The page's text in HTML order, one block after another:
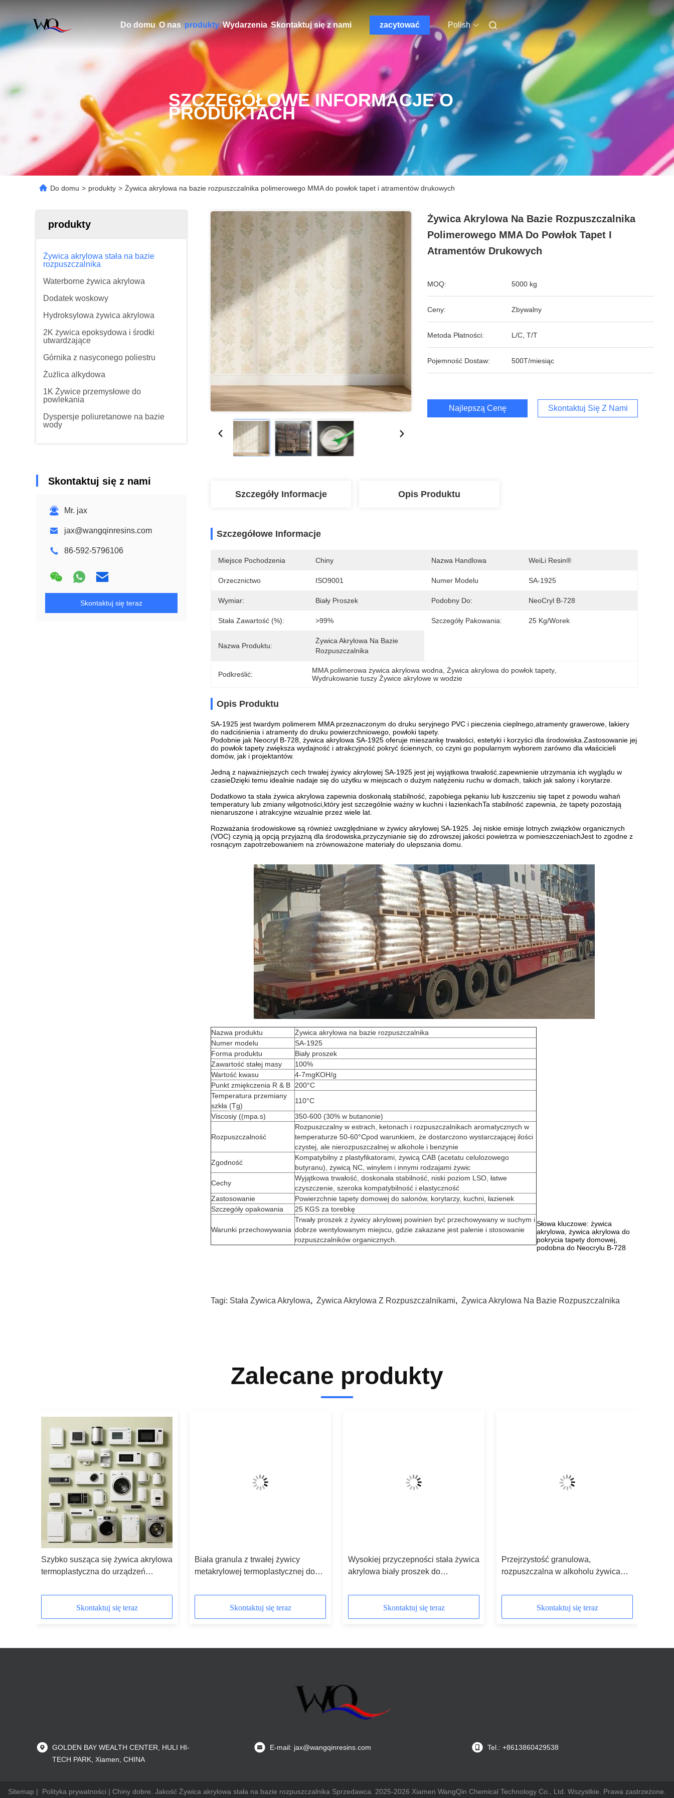
Do domu O nas produkty Wydarzenia Skontaktuj się z nami zacytować Polish
SZCZEGÓŁOWE INFORMACJE O
PRODUKTACH
Do domu > produkty > Żywica akrylowa na bazie rozpuszczalnika polimerowego MMA do powłok tapet i atramentów drukowych
produkty
Żywica akrylowa stała na bazie
rozpuszczalnika
Waterborne żywica akrylowa
Dodatek woskowy
Hydroksylowa żywica akrylowa
2K żywica epoksydowa i środki
utwardzające
Górnika z nasyconego poliestru
Żużlica alkydowa
1K Żywice przemysłowe do
powlekania
Dyspersje poliuretanowe na bazie
wody
Skontaktuj się z nami
Mr. jax
jax@wangqinresins.com
86-592-5796106
Skontaktuj się teraz
Żywica Akrylowa Na Bazie Rozpuszczalnika
Polimerowego MMA Do Powłok Tapet I
Atramentów Drukowych
MOQ: 5000 kg
Ceny: Zbywalny
Metoda Płatności: L/C, T/T
Pojemność Dostaw: 500T/miesiąc
Najlepszą Cenę Skontaktuj Się Z Nami
Szczegóły Informacje Opis Produktu
Szczegółowe Informacje
Miejsce Pochodzenia Chiny Nazwa Handlowa WeiLi Resin®
Orzecznictwo ISO9001 Numer Modelu SA-1925
Wymiar: Biały Proszek Podobny Do: NeoCryl B-728
Stała Zawartość (%): >99% Szczegóły Pakowania: 25 Kg/worek
Nazwa Produktu:
Żywica Akrylowa Na Bazie
Rozpuszczalnika
Podkreślić: MMA polimerowa żywica akrylowa wodna , Żywica akrylowa do powłok tapety
Wydrukowanie tuszy Żywice akrylowe w wodzie
Opis Produktu
SA-1925 jest twardym polimerem MMA przeznaczonym do druku seryjnego PVC i pieczenia cieplnego atramenty grawerowe, lakiery
do nadciśnienia i atramenty do druku powierzchniowego, powłoki tapety.
Podobnie jak Neocryl B-728, żywica akrylowa SA-1925 oferuje mieszankę trwałości, estetyki i korzyści dla środowiska.Zastosowanie jej
do powłok tapety zwiększa wydajność i atrakcyjność pokryć ściennych, co czyni go popularnym wyborem zarówno dla właścicieli
domów, jak i projektantów.
Jedną z najważniejszych cech trwałej żywicy akrylowej SA-1925 jest jej wyjątkowa trwałość.zapewnienie utrzymania ich wyglądu w
czasieDzięki temu idealnie nadaje się do użytku w miejscach o dużym natężeniu ruchu w domach, takich jak salony i korytarze.
Dodatkowo ta stała żywica akrylowa zapewnia doskonałą stabilność, zapobiega pękaniu lub łuszczeniu się tapet z powodu wahań
temperatury lub zmiany wilgotności,który jest szczególnie ważny w kuchni i łazienkachTa stabilność zapewnia, że tapety pozostają
nienaruszone i atrakcyjne wizualnie przez wiele lat.
Rozważania środowiskowe są również uwzględniane w żywicy akrylowej SA-1925. Jej niskie emisje lotnych związków organicznych
(VOC) czynią ją opcją przyjazną dla środowiska,przyczynianie się do zdrowszej jakości powietrza w pomieszczeniachJest to zgodne z
rosnącym zapotrzebowaniem na zrównoważone materiały do ulepszania domu.
Nazwa produktu
Żywica akrylowa na bazie rozpuszczalnika
Numer modelu
SA-1925
Forma produktu
Biały proszek
Zawartość stałej masy
100%
Wartość kwasu
4-7mgKOH/g
Punkt zmiękczenia R & B
200°C
Temperatura przemiany
szkła (Tg)
110°C
Viscosiy ((mpa.s)
350-600 (30% w butanonie)
Rozpuszczalność
Rozpuszczalny w estrach, ketonach i rozpuszczalnikach aromatycznych w
temperaturze 50-60°Cpod warunkiem, że dostarczono wystarczającej ilości
czystej, ale nierozpuszczalnej w alkohole i benzynie
Zgodność
Kompatybilny z plastyfikatorami, żywicą CAB (acetatu celulozowego
butyranu), żywicą NC, winylem i innymi rodzajami żywic
Cechy
Wyjątkowa trwałość, doskonała stabilność, niski poziom LSO, łatwe
czyszczenie, szeroka kompatybilność i elastyczność
Zastosowanie
Powierzchnie tapety domowej do salonów, korytarzy, kuchni, łazienek
Szczegóły opakowania
25 KGS za torebkę
Warunki przechowywania
Trwały proszek z żywicy akrylowej powinien być przechowywany w suchym i
dobrze wentylowanym miejscu, gdzie zakazane jest palenie i stosowanie
rozpuszczalników organicznych.
Słowa kluczowe: żywica
akrylowa, żywica akrylowa do
pokrycia tapety domowej,
podobna do Neocrylu B-728
Tagi: Stała Żywica Akrylowa, Żywica Akrylowa Z Rozpuszczalnikami, Żywica Akrylowa Na Bazie Rozpuszczalnika
Zalecane produkty
Szybko susząca się żywica akrylowa
termoplastyczna do urządzeń
ochronne metalowe
Skontaktuj się teraz
Biała granula z trwałej żywicy
metakrylowej termoplastycznej do
Skontaktuj się teraz
Wysokiej przyczepności stała żywica
akrylowa biały proszek do
samochodowych
Skontaktuj się teraz
Przejrzystość granulowa,
rozpuszczalna w alkoholu żywica
drewnianych
Skontaktuj się teraz
GOLDEN BAY WEALTH CENTER, HULI HI-
TECH PARK, Xiamen, CHINA
E-mail: jax@wangqinresins.com Tel.: +8613860429538
Sitemap | Polityka prywatności | Chiny dobre. Jakość Żywica akrylowa stała na bazie rozpuszczalnika Sprzedawca. 2025-2026 Xiamen WangQin Chemical Technology Co., Ltd. Wszystkie. Prawa zastrzeżone.